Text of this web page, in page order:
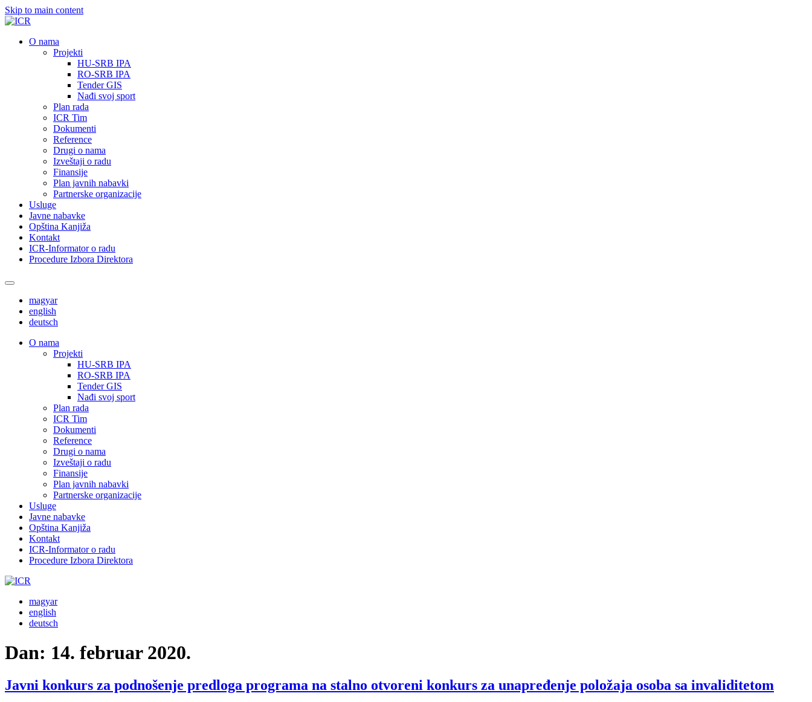
Skip to main content
О nama
Projekti
HU-SRB IPA
RO-SRB IPA
Tender GIS
Nađi svoj sport
Plan rada
ICR Tim
Dokumenti
Reference
Drugi o nama
Izveštaji o radu
Finansije
Plan javnih nabavki
Partnerske organizacije
Usluge
Javne nabavke
Opština Kanjiža
Kontakt
ICR-Informator o radu
Procedure Izbora Direktora
magyar
english
deutsch
О nama
Projekti
HU-SRB IPA
RO-SRB IPA
Tender GIS
Nađi svoj sport
Plan rada
ICR Tim
Dokumenti
Reference
Drugi o nama
Izveštaji o radu
Finansije
Plan javnih nabavki
Partnerske organizacije
Usluge
Javne nabavke
Opština Kanjiža
Kontakt
ICR-Informator o radu
Procedure Izbora Direktora
magyar
english
deutsch
Dan: 14. februar 2020.
Javni konkurs za podnošenje predloga programa na stalno otvoreni konkurs za unapređenje položaja osoba sa invaliditetom